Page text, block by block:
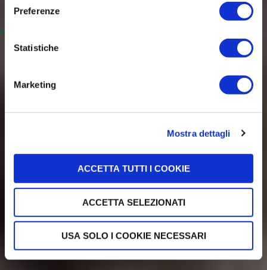
Preferenze
Statistiche
Marketing
Mostra dettagli
ACCETTA TUTTI I COOKIE
ACCETTA SELEZIONATI
USA SOLO I COOKIE NECESSARI
BUONE